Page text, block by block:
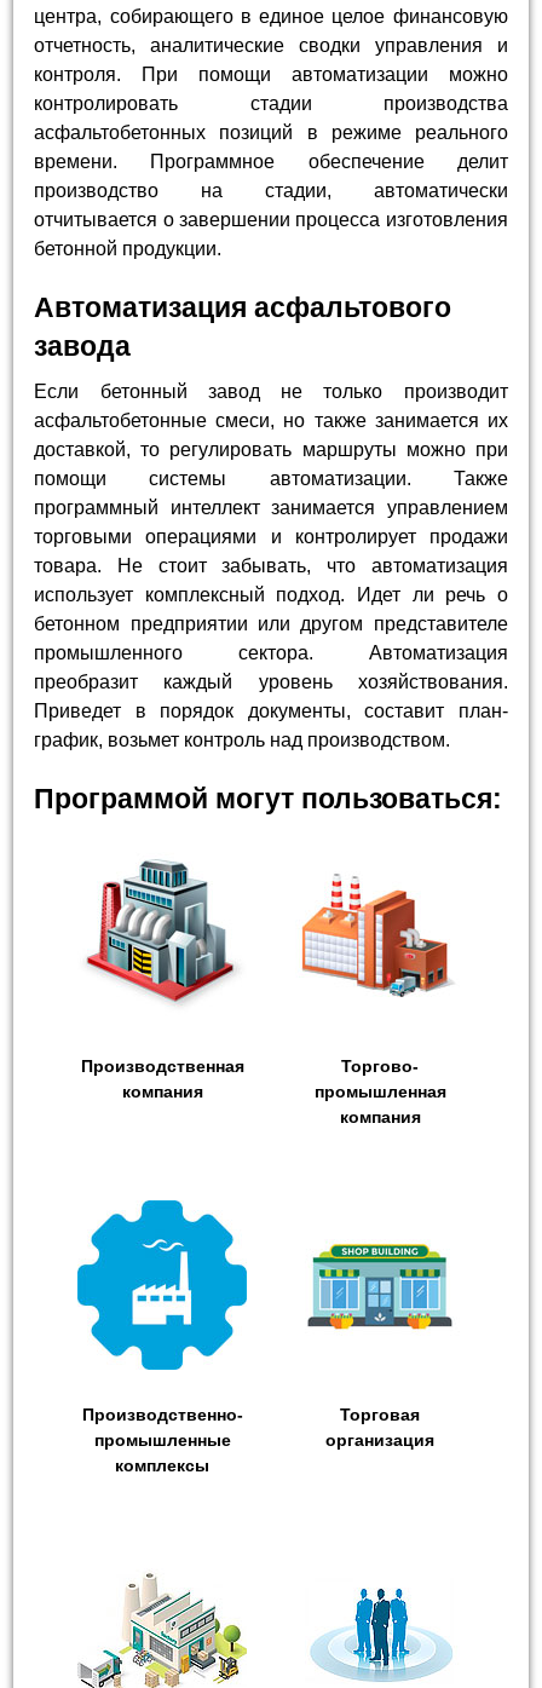
центра, собирающего в единое целое финансовую
отчетность, аналитические сводки управления и
контроля. При помощи автоматизации можно
контролировать стадии производства
асфальтобетонных позиций в режиме реального
времени. Программное обеспечение делит
производство на стадии, автоматически
отчитывается о завершении процесса изготовления
бетонной продукции.
Автоматизация асфальтового
завода
Если бетонный завод не только производит
асфальтобетонные смеси, но также занимается их
доставкой, то регулировать маршруты можно при
помощи системы автоматизации. Также
программный интеллект занимается управлением
торговыми операциями и контролирует продажи
товара. Не стоит забывать, что автоматизация
использует комплексный подход. Идет ли речь о
бетонном предприятии или другом представителе
промышленного сектора. Автоматизация
преобразит каждый уровень хозяйствования.
Приведет в порядок документы, составит план-
график, возьмет контроль над производством.
Программой могут пользоваться:
Производственная
компания
Торгово-
промышленная
компания
Производственно-
промышленные
комплексы
Торговая
организация